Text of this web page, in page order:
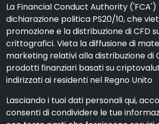
La Financial Conduct Authority
dichiarazione politica PS20/10, che
promozione e la distribuzione di CFD
crittografici. Vieta la diffusione di
marketing relativi alla distribuzione di
prodotti finanziari basati su
indirizzati ai residenti nel Regno Unito
Lasciando i tuoi dati personali qui,
consenti di condividere le tue